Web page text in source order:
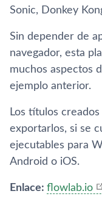
Sonic, Donkey
Sin depender de
navegador, esta
muchos aspectos
ejemplo anterior.
Los títulos
exportarlos, si se
ejecutables para
Android o iOS.
Enlace: flowlab.io